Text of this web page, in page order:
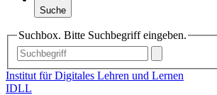
Suche
Suchbox. Bitte Suchbegriff eingeben.
Institut für Digitales Lehren und Lernen
IDLL